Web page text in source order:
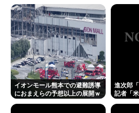
イオンモール熊本での避難誘導
におまえらの予想以上の展開ｗ
進次郎
記者「